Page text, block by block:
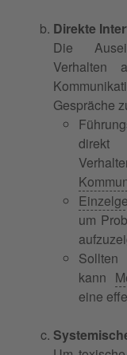
Direkte
Die
Verhalten
Gespräche
um
Sollten
kann
eine